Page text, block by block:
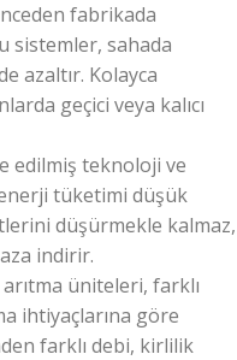
fabrikada
sistemler, sahada
azaltır. Kolayca
geçici veya kalıcı
edilmiş teknoloji ve
tüketimi düşük
düşürmekle kalmaz,
indirir.
üniteleri, farklı
ihtiyaçlarına göre
farklı debi, kirlilik